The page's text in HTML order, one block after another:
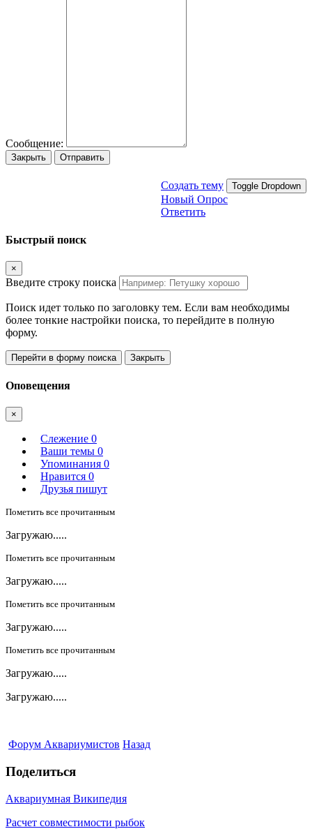
Сообщение:
Закрыть Отправить
Создать тему Toggle Dropdown
Новый Опрос
Ответить
Быстрый поиск
×
Введите строку поиска
Поиск идет только по заголовку тем. Если вам необходимы
более тонкие настройки поиска, то перейдите в полную
форму.
Перейти в форму поиска Закрыть
Оповещения
×
Слежение 0
Ваши темы 0
Упоминания 0
Нравится 0
Друзья пишут
Пометить все прочитанным
Загружаю.....
Пометить все прочитанным
Загружаю.....
Пометить все прочитанным
Загружаю.....
Пометить все прочитанным
Загружаю.....
Загружаю.....
Форум Аквариумистов Назад
Поделиться
Аквариумная Википедия
Расчет совместимости рыбок